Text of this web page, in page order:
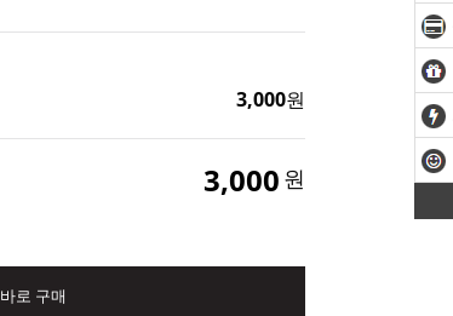
3,000원
3,000 원
바로 구매